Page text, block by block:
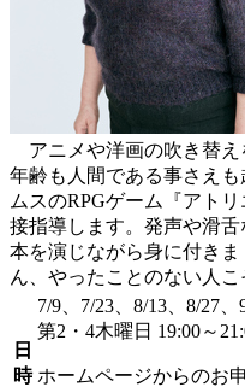
アニメや洋画の吹き替え
年齢も人間である事さえ
ムスのRPGゲーム『アト
接指導します。発声や滑
本を演じながら身に付き
ん、やったことのない人
日
時
7/9、7/23、8/13、8/27、
第2・4木曜日 19:00～
ホームページからのお